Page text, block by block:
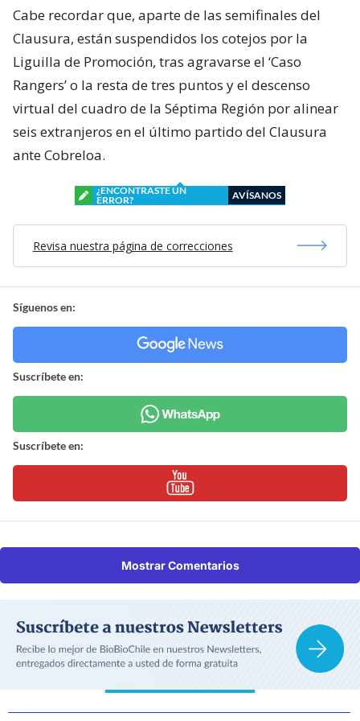
Cabe recordar que, aparte de las semifinales del
Clausura, están suspendidos los cotejos por la
Liguilla de Promoción, tras agravarse el ‘Caso
Rangers’ o la resta de tres puntos y el descenso
virtual del cuadro de la Séptima Región por alinear
seis extranjeros en el último partido del Clausura
ante Cobreloa.
¿ENCONTRASTE UN
ERROR?
AVÍSANOS
Revisa nuestra página de correcciones
Síguenos en:
Suscríbete en:
Suscríbete en:
Mostrar Comentarios